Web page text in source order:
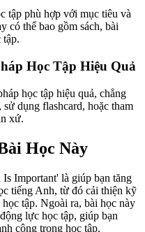
tập phù hợp với mục tiêu và
có thể bao gồm sách, bài
tập.
Học Tập Hiệu Quả
học tập hiệu quả, chẳng
dụng flashcard, hoặc tham
xứ.
Học Này
Important' là giúp bạn tăng
tiếng Anh, từ đó cải thiện kỹ
tập. Ngoài ra, bài học này
lực học tập, giúp bạn
công trong học tập.